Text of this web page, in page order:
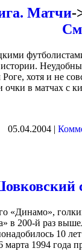
Матчи-
хотя и не
очки в матчах с
05.04.2004 |
«Динамо»,
в 200-й раз
10
марта 1994 года